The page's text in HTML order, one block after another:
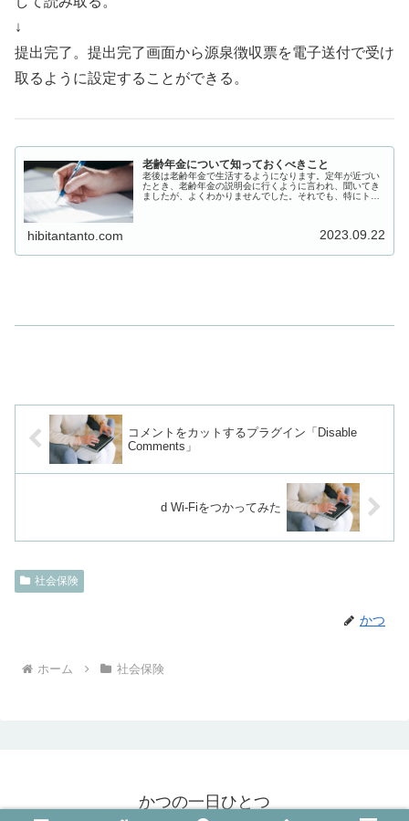
↓
提出完了。提出完了画面から源泉徴収票を電子送付で受け
取るように設定することができる。
老齢年金について知っておくべきこと
老後は老齢年金で生活するようになります。定年が近づい
たとき、老齢年金の説明会に行くように言われ、聞いてき
ましたが、よくわかりませんでした。それでも、特にトラ
hibitantanto.com 2023.09.22
コメントをカットするプラグイン「Disable
Comments」
d Wi-Fiをつかってみた
社会保険
かつ
ホーム 社会保険
かつの一日ひとつ